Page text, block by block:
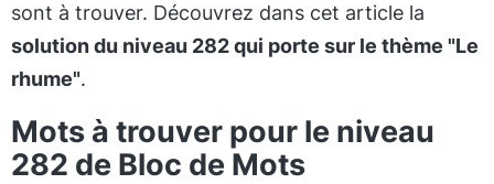
sont à trouver. Découvrez dans cet article la
solution du niveau 282 qui porte sur le thème "Le
rhume".
Mots à trouver pour le niveau
282 de Bloc de Mots